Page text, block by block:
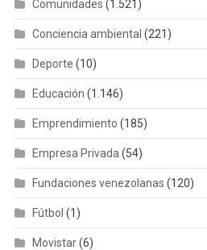
Comunidades (1.521)
Conciencia ambiental (221)
Deporte (10)
Educación (1.146)
Emprendimiento (185)
Empresa Privada (54)
Fundaciones venezolanas (120)
Fútbol (1)
Movistar(6)